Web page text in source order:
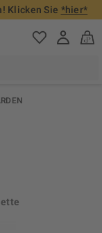
Klicken Sie *hier*